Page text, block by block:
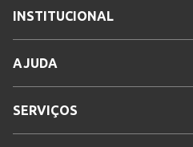
INSTITUCIONAL
AJUDA
SERVIÇOS